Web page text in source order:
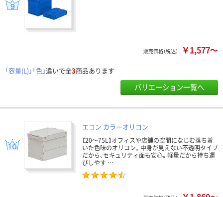
販売価格（税込） ￥1,577～
「容量(L)」「色」違いで全3商品あります
バリエーション一覧へ
エコン カラーオリコン
【20～75L】オフィスや店舗の空間になじむ落ち着
いた色味のオリコン。中身が見えない不透明タイプ
だから、セキュリティ面も安心。軽量だから持ち運
びしやす …